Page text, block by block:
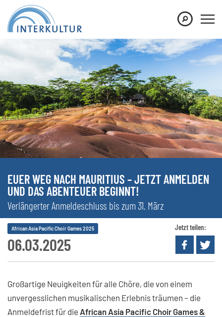
EUER WEG NACH MAURITIUS – JETZT ANMELDEN
UND DAS ABENTEUER BEGINNT!
Verlängerter Anmeldeschluss bis zum 31. März
06.03.2025
African Asia Pacific Choir Games 2025 Jetzt teilen:
Großartige Neuigkeiten für alle Chöre, die von einem
unvergesslichen musikalischen Erlebnis träumen – die
Anmeldefrist für die African Asia Pacific Choir Games &